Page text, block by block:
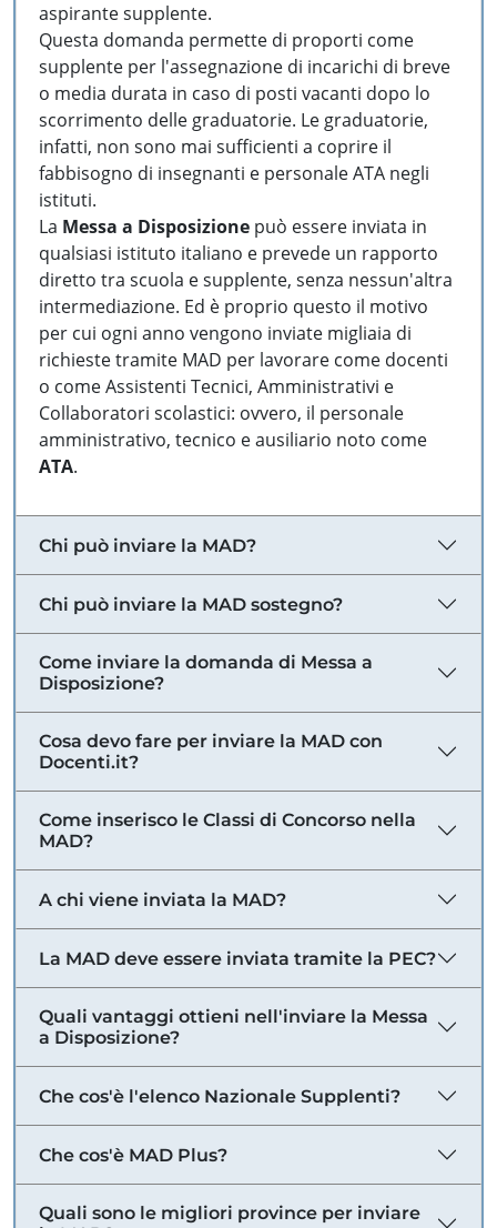
aspirante supplente.
Questa domanda permette di proporti come
supplente per l'assegnazione di incarichi di breve
o media durata in caso di posti vacanti dopo lo
scorrimento delle graduatorie. Le graduatorie,
infatti, non sono mai sufficienti a coprire il
fabbisogno di insegnanti e personale ATA negli
istituti.
La Messa a Disposizione può essere inviata in
qualsiasi istituto italiano e prevede un rapporto
diretto tra scuola e supplente, senza nessun'altra
intermediazione. Ed è proprio questo il motivo
per cui ogni anno vengono inviate migliaia di
richieste tramite MAD per lavorare come docenti
o come Assistenti Tecnici, Amministrativi e
Collaboratori scolastici: ovvero, il personale
amministrativo, tecnico e ausiliario noto come
ATA.
Chi può inviare la MAD?
Chi può inviare la MAD sostegno?
Come inviare la domanda di Messa a
Disposizione?
Cosa devo fare per inviare la MAD con
Docenti.it?
Come inserisco le Classi di Concorso nella
MAD?
A chi viene inviata la MAD?
La MAD deve essere inviata tramite la PEC?
Quali vantaggi ottieni nell'inviare la Messa
a Disposizione?
Che cos'è l'elenco Nazionale Supplenti?
Che cos'è MAD Plus?
Quali sono le migliori province per inviare